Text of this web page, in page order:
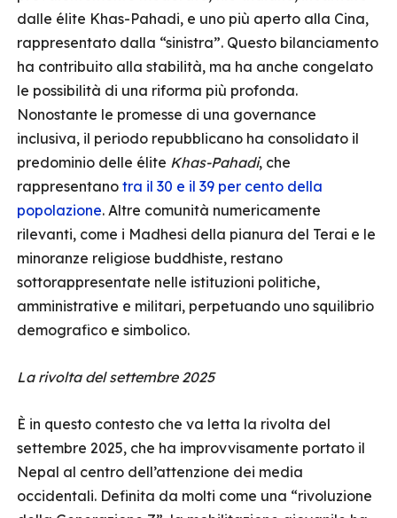
dalle élite Khas-Pahadi, e uno più aperto alla Cina,
rappresentato dalla “sinistra”. Questo bilanciamento
ha contribuito alla stabilità, ma ha anche congelato
le possibilità di una riforma più profonda.
Nonostante le promesse di una governance
inclusiva, il periodo repubblicano ha consolidato il
predominio delle élite Khas-Pahadi, che
rappresentano tra il 30 e il 39 per cento della
popolazione. Altre comunità numericamente
rilevanti, come i Madhesi della pianura del Terai e le
minoranze religiose buddhiste, restano
sottorappresentate nelle istituzioni politiche,
amministrative e militari, perpetuando uno squilibrio
demografico e simbolico.
La rivolta del settembre 2025
È in questo contesto che va letta la rivolta del
settembre 2025, che ha improvvisamente portato il
Nepal al centro dell’attenzione dei media
occidentali. Definita da molti come una “rivoluzione